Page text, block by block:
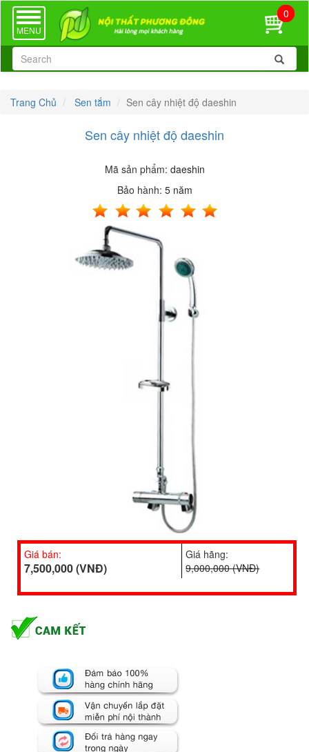
TOGGLE
NAVIGATION
MENU
0
Trang Chủ Sen tắm Sen cây nhiệt độ daeshin
Sen cây nhiệt độ daeshin
Mã sản phẩm: daeshin
Bảo hành: 5 năm
Giá bán:
7,500,000 (VNĐ)
Giá hãng:
9,000,000 (VNĐ)